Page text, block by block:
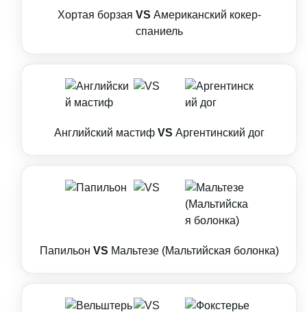
Хортая борзая VS Американский кокер-
спаниель
Английский мастиф VS Аргентинский дог
Папильон VS Мальтезе (Мальтийская болонка)